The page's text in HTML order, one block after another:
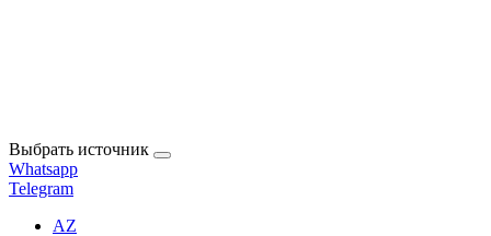
Выбрать источник
Whatsapp
Telegram
AZ